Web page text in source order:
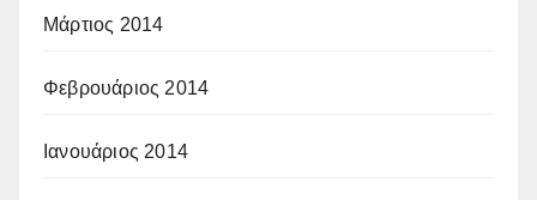
Μάρτιος 2014
Φεβρουάριος 2014
Ιανουάριος 2014